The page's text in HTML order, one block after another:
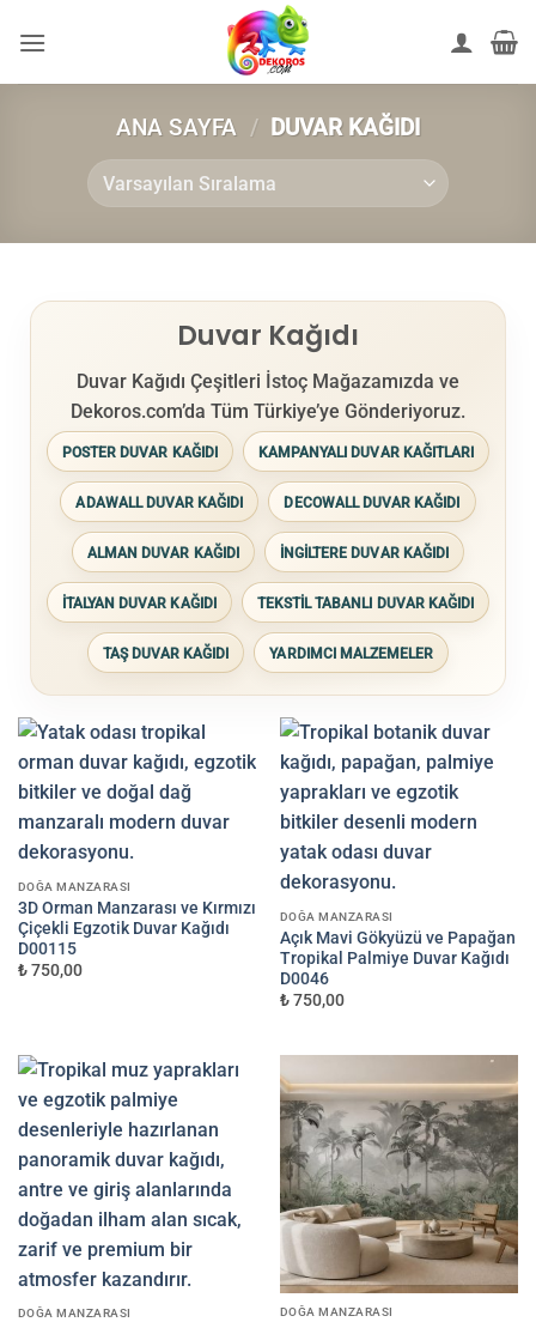
atla
ANA SAYFA / DUVAR KAĞIDI
Duvar Kağıdı
Duvar Kağıdı Çeşitleri İstoç Mağazamızda ve
Dekoros.com’da Tüm Türkiye’ye Gönderiyoruz.
POSTER DUVAR KAĞIDI KAMPANYALI DUVAR KAĞITLARI
ADAWALL DUVAR KAĞIDI DECOWALL DUVAR KAĞIDI
ALMAN DUVAR KAĞIDI İNGİLTERE DUVAR KAĞIDI
İTALYAN DUVAR KAĞIDI TEKSTİL TABANLI DUVAR KAĞIDI
TAŞ DUVAR KAĞIDI YARDIMCI MALZEMELER
DOĞA MANZARASI
3D Orman Manzarası ve Kırmızı
Çiçekli Egzotik Duvar Kağıdı
D00115
₺ 750,00
DOĞA MANZARASI
Açık Mavi Gökyüzü ve Papağan
Tropikal Palmiye Duvar Kağıdı
D0046
₺ 750,00
DOĞA MANZARASI DOĞA MANZARASI